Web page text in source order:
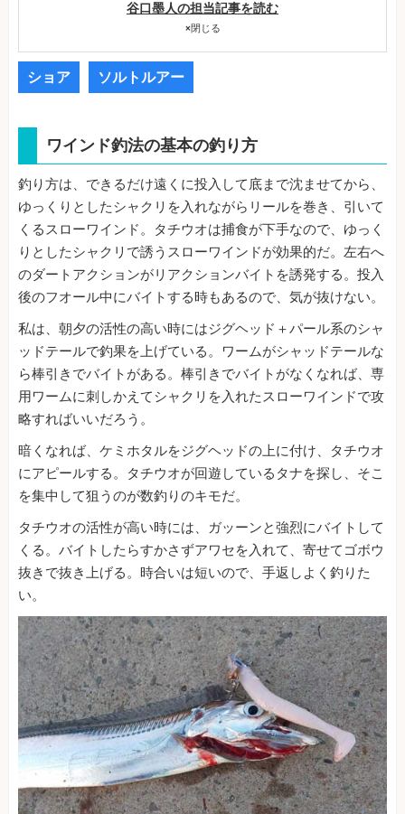
谷口墨人の担当記事を読む
×閉じる
ショア ソルトルアー
ワインド釣法の基本の釣り方
釣り方は、できるだけ遠くに投入して底まで沈ませてから、
ゆっくりとしたシャクリを入れながらリールを巻き、引いて
くるスローワインド。タチウオは捕食が下手なので、ゆっく
りとしたシャクリで誘うスローワインドが効果的だ。左右へ
のダートアクションがリアクションバイトを誘発する。投入
後のフオール中にバイトする時もあるので、気が抜けない。
私は、朝夕の活性の高い時にはジグヘッド＋パール系のシャ
ッドテールで釣果を上げている。ワームがシャッドテールな
ら棒引きでバイトがある。棒引きでバイトがなくなれば、専
用ワームに刺しかえてシャクリを入れたスローワインドで攻
略すればいいだろう。
暗くなれば、ケミホタルをジグヘッドの上に付け、タチウオ
にアピールする。タチウオが回遊しているタナを探し、そこ
を集中して狙うのが数釣りのキモだ。
タチウオの活性が高い時には、ガッーンと強烈にバイトして
くる。バイトしたらすかさずアワセを入れて、寄せてゴボウ
抜きで抜き上げる。時合いは短いので、手返しよく釣りた
い。